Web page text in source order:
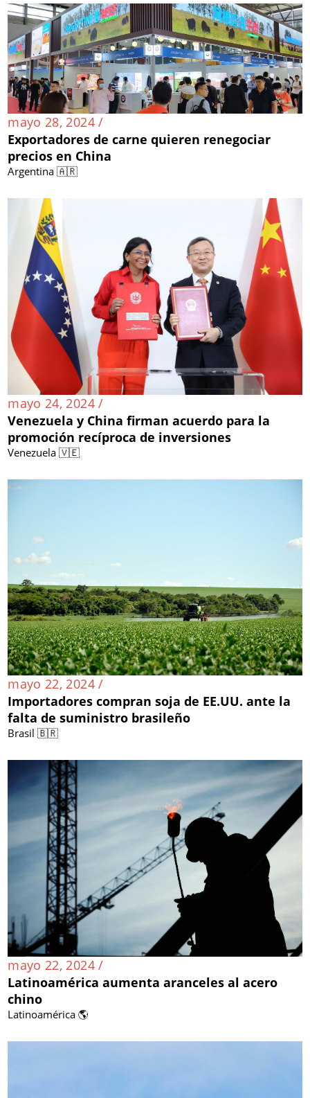
mayo 28, 2024 /
Exportadores de carne quieren renegociar
precios en China
Argentina 🇦🇷
mayo 24, 2024 /
Venezuela y China firman acuerdo para la
promoción recíproca de inversiones
Venezuela 🇻🇪
mayo 22, 2024 /
Importadores compran soja de EE.UU. ante la
falta de suministro brasileño
Brasil 🇧🇷
mayo 22, 2024 /
Latinoamérica aumenta aranceles al acero
chino
Latinoamérica 🌎